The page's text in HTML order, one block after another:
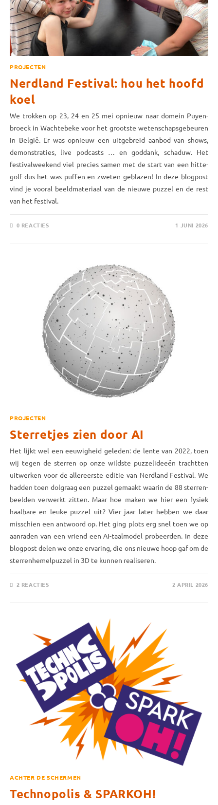
PROJECTEN
Nerdland Festival: hou het hoofd
koel
We trokken op 23, 24 en 25 mei opnieuw naar domein Puyen­
broeck in Wachtebeke voor het grootste wetenschaps­gebeuren
in België. Er was opnieuw een uitgebreid aanbod van shows,
demonstraties, live podcasts … en goddank, schaduw. Het
festival­weekend viel precies samen met de start van een hitte­
golf dus het was puffen en zweten geblazen! In deze blog­post
vind je vooral beeld­materiaal van de nieuwe puzzel en de rest
van het festival.
0 REACTIES 1 JUNI 2026
PROJECTEN
Sterretjes zien door AI
Het lijkt wel een eeuwig­heid geleden: de lente van 2022, toen
wij tegen de sterren op onze wildste puzzel­ideeën trachtten
uit­werken voor de aller­eerste editie van Nerdland Festival. We
hadden toen dolgraag een puzzel gemaakt waarin de 88 sterren­
beelden verwerkt zitten. Maar hoe maken we hier een fysiek
haalbare en leuke puzzel uit? Vier jaar later hebben we daar
misschien een antwoord op. Het ging plots erg snel toen we op
aanraden van een vriend een AI-taalmodel probeerden. In deze
blogpost delen we onze ervaring, die ons nieuwe hoop gaf om de
sterren­hemel­puzzel in 3D te kunnen realiseren.
2 REACTIES 2 APRIL 2026
ACHTER DE SCHERMEN
Technopolis & SPARKOH!